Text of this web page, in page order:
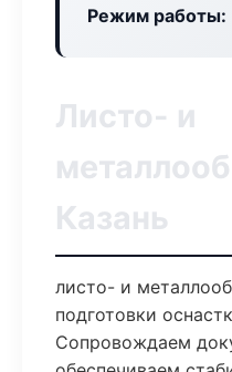
Режим работы:
Листо- и
Казань
листо- и
подготовки
Сопровождаем